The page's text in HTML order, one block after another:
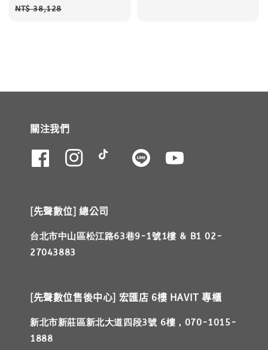
price
NT$ 38,128
關注我們
[先聲數位] 總公司
台北市中山區松江路63巷9-1號1樓 & B1 02-
27043883
[先聲數位售後中心] 宏匯店 6樓 HAVIT 專櫃
新北市新莊區新北大道四段3號 6樓，070-1015-
1888